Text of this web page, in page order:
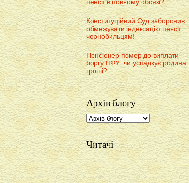
пенсії в повному обсязі?
Конституційний Суд заборонив
обмежувати індексацію пенсії
чорнобильцям!
Пенсіонер помер до виплати
боргу ПФУ: чи успадкує родина
гроші?
Архів блогу
Читачі